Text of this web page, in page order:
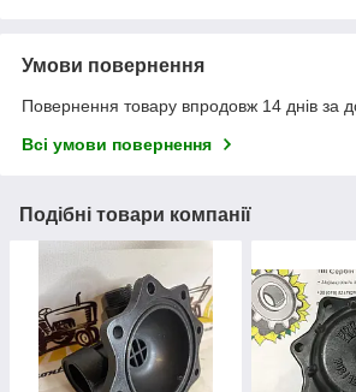
Умови повернення
Повернення товару впродовж 14 днів за
Всі умови повернення
Подібні товари компанії